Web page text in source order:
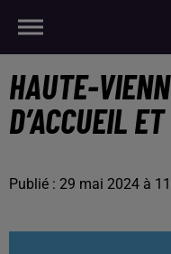
HAUTE-
D’ACCUEIL
Publié : 29 mai 2024 à